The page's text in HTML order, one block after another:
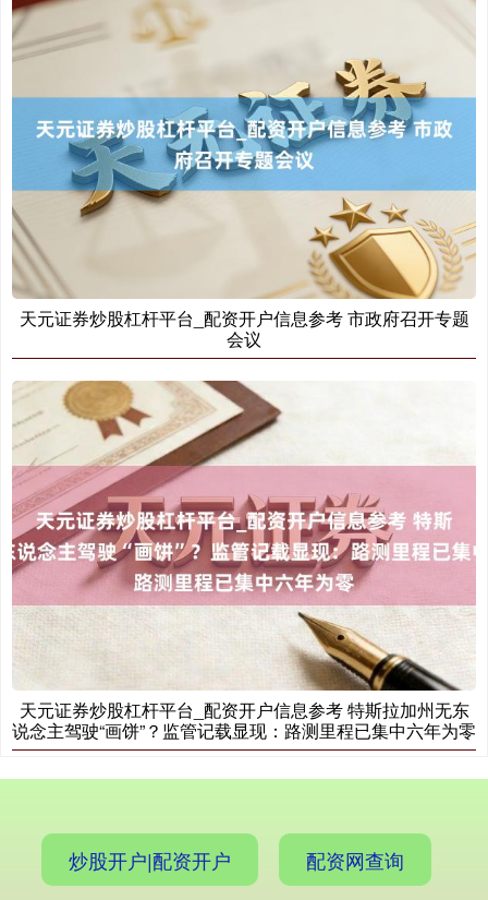
3563.12
+12.30 +0.17%
国债指数 229.69 +0.10 +0.04%
期指IC0 7877.80 +164.40 +2.13%
天元证券炒股杠杆平台_配资开户信息参考 市政府召开专题
会议
天元证券炒股杠杆平台_配资开户信息参考 特斯拉加州无东
说念主驾驶“画饼”？监管记载显现：路测里程已集中六年为零
炒股开户|配资开户 配资网查询